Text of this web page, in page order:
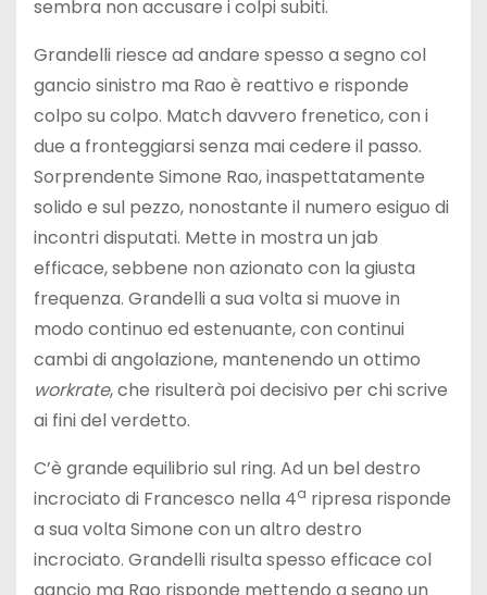
sembra non accusare i colpi subiti.
Grandelli riesce ad andare spesso a segno col
gancio sinistro ma Rao è reattivo e risponde
colpo su colpo. Match davvero frenetico, con i
due a fronteggiarsi senza mai cedere il passo.
Sorprendente Simone Rao, inaspettatamente
solido e sul pezzo, nonostante il numero esiguo di
incontri disputati. Mette in mostra un jab
efficace, sebbene non azionato con la giusta
frequenza. Grandelli a sua volta si muove in
modo continuo ed estenuante, con continui
cambi di angolazione, mantenendo un ottimo
workrate, che risulterà poi decisivo per chi scrive
ai fini del verdetto.
C’è grande equilibrio sul ring. Ad un bel destro
incrociato di Francesco nella 4a ripresa risponde
a sua volta Simone con un altro destro
incrociato. Grandelli risulta spesso efficace col
gancio ma Rao risponde mettendo a segno un